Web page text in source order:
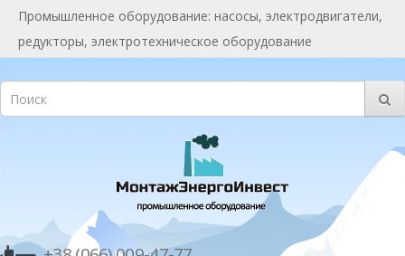
Промышленное оборудование: насосы, электродвигатели,
редукторы, электротехническое оборудование